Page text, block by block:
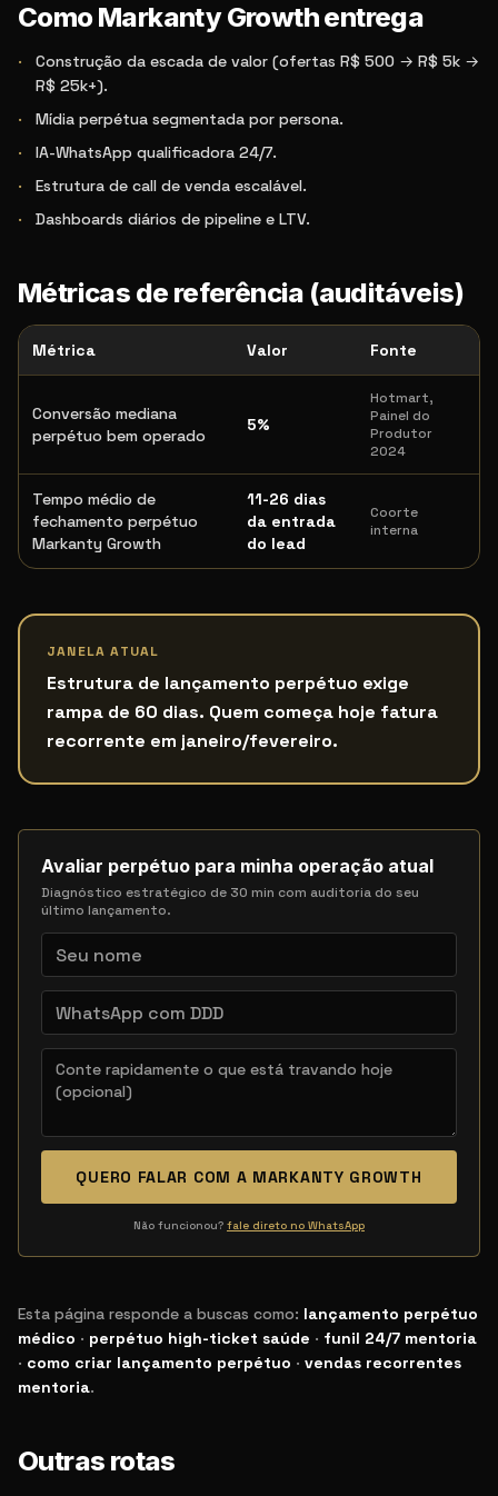
Como Markanty Growth entrega
·
Construção da escada de valor (ofertas R$ 500 → R$ 5k →
R$ 25k+).
·
Mídia perpétua segmentada por persona.
·
IA-WhatsApp qualificadora 24/7.
·
Estrutura de call de venda escalável.
·
Dashboards diários de pipeline e LTV.
Métricas de referência (auditáveis)
Métrica Valor Fonte
Conversão mediana
perpétuo bem operado
5%
Hotmart,
Painel do
Produtor
2024
Tempo médio de
fechamento perpétuo
Markanty Growth
11-26 dias
da entrada
do lead
Coorte
interna
JANELA ATUAL
Estrutura de lançamento perpétuo exige
rampa de 60 dias. Quem começa hoje fatura
recorrente em janeiro/fevereiro.
Avaliar perpétuo para minha operação atual
Diagnóstico estratégico de 30 min com auditoria do seu
último lançamento.
QUERO FALAR COM A MARKANTY GROWTH
Não funcionou? fale direto no WhatsApp
Termos de busca relacionados
Esta página responde a buscas como: lançamento perpétuo
médico · perpétuo high-ticket saúde · funil 24/7 mentoria
· como criar lançamento perpétuo · vendas recorrentes
mentoria.
Outras rotas